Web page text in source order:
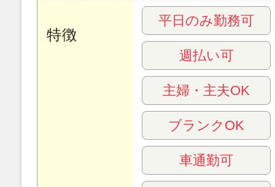
特徴
平日のみ勤務可
週払い可
主婦・主夫OK
ブランクOK
車通勤可